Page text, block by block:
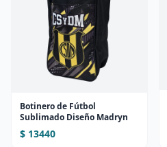
Botinero de Fútbol
Sublimado Diseño Madryn
$ 13440